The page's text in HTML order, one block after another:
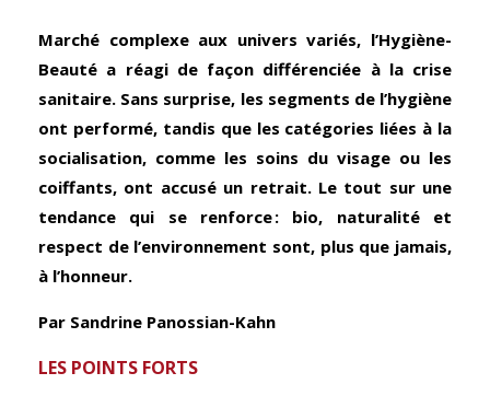
Marché complexe aux univers variés, l’Hygiène-
Beauté a réagi de façon différenciée à la crise
sanitaire. Sans surprise, les segments de l’hygiène
ont performé, tandis que les catégories liées à la
socialisation, comme les soins du visage ou les
coiffants, ont accusé un retrait. Le tout sur une
tendance qui se renforce : bio, naturalité et
respect de l’environnement sont, plus que jamais,
à l’honneur.
Par Sandrine Panossian-Kahn
LES POINTS FORTS